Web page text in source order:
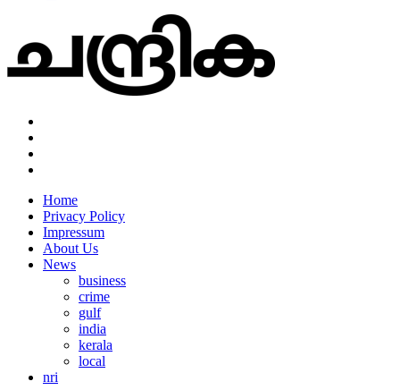
Home
Privacy Policy
Impressum
About Us
News
business
crime
gulf
india
kerala
local
nri